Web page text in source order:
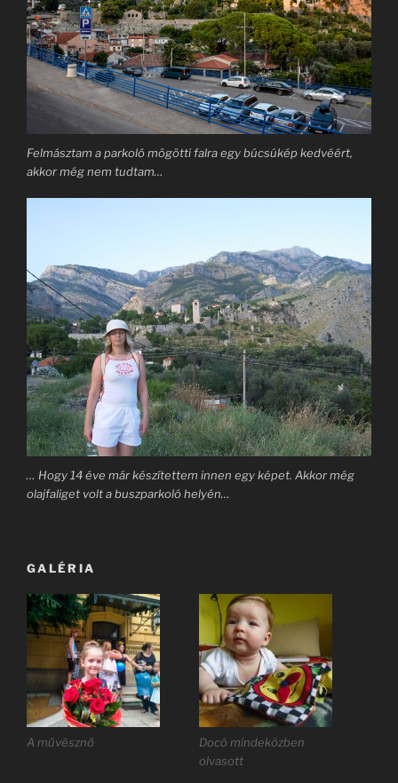
Felmásztam a parkoló mögötti falra egy búcsúkép kedvéért,
akkor még nem tudtam…
… Hogy 14 éve már készítettem innen egy képet. Akkor még
olajfaliget volt a buszparkoló helyén…
GALÉRIA
A művésznő
Docó mindeközben
olvasott